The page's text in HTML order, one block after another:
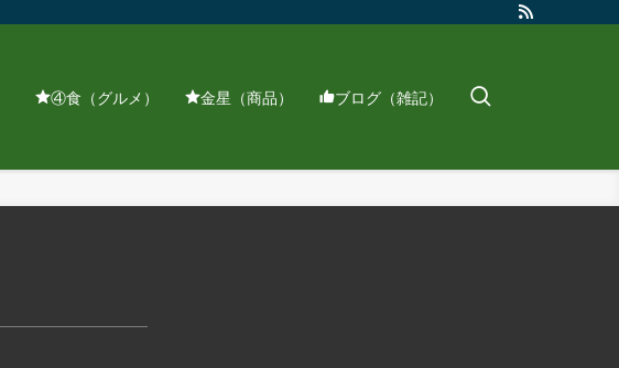
④食（グルメ） 金星（商品） ブログ（雑記）